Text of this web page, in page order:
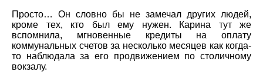
Просто… Он словно бы не замечал других людей,
кроме тех, кто был ему нужен. Карина тут же
вспомнила, мгновенные кредиты на оплату
коммунальных счетов за несколько месяцев как когда-
то наблюдала за его продвижением по столичному
вокзалу.